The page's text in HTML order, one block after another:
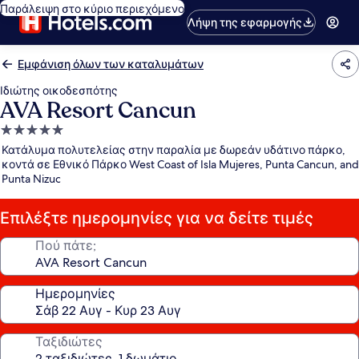
Παράλειψη στο κύριο περιεχόμενο
Λήψη της εφαρμογής
Εμφάνιση όλων των καταλυμάτων
Ιδιώτης οικοδεσπότης
AVA Resort Cancun
Κατάλυμα
με
5.0
αστέρια
Κατάλυμα πολυτελείας στην παραλία με δωρεάν υδάτινο πάρκο,
κοντά σε Εθνικό Πάρκο West Coast of Isla Mujeres, Punta Cancun, and
Punta Nizuc
Επιλέξτε ημερομηνίες για να δείτε τιμές
Πού πάτε;
Ημερομηνίες
Ταξιδιώτες